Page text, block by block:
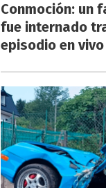
Conmoción: un
fue internado
episodio en vivo